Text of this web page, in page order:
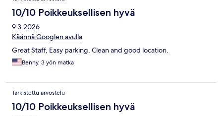
10/10 Poikkeuksellisen hyvä
9.3.2026
Käännä Googlen avulla
Great Staff, Easy parking, Clean and good location.
Benny, 3 yön matka
Tarkistettu arvostelu
10/10 Poikkeuksellisen hyvä